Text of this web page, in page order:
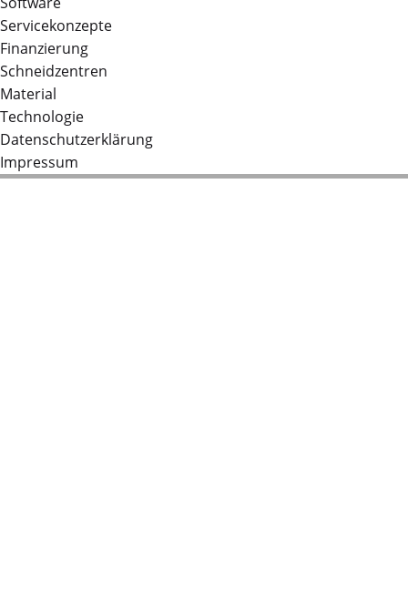
Servicekonzepte
Finanzierung
Schneidzentren
Material
Technologie
Datenschutzerklärung
Impressum